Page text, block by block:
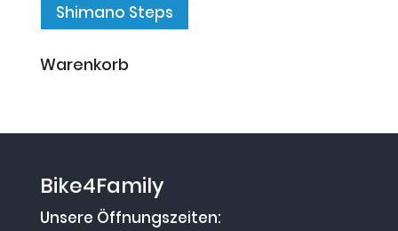
Shimano Steps
Warenkorb
Bike4Family
Unsere Öffnungszeiten: